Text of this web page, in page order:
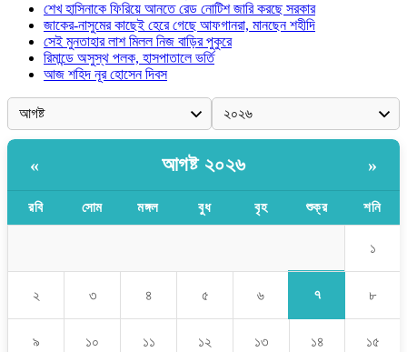
শেখ হাসিনাকে ফিরিয়ে আনতে রেড নোটিশ জারি করছে সরকার
জাকের-নাসুমের কাছেই হেরে গেছে আফগানরা, মানছেন শহীদি
সেই মুনতাহার লাশ মিলল নিজ বাড়ির পুকুরে
রিমান্ডে অসুস্থ পলক, হাসপাতালে ভর্তি
আজ শহিদ নূর হোসেন দিবস
« আগষ্ট ২০২৬ »
রবি সোম মঙ্গল বুধ বৃহ শুক্র শনি
১
২ ৩ ৪ ৫ ৬ ৭ ৮
৯ ১০ ১১ ১২ ১৩ ১৪ ১৫